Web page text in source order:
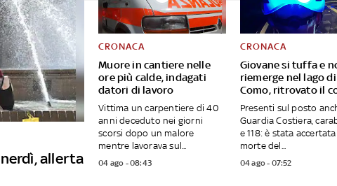
allerta
Muore in cantiere nelle
ore più calde, indagati
datori di lavoro
CRONACA
Vittima un carpentiere di 40
anni deceduto nei giorni
scorsi dopo un malore
mentre lavorava sul...
04 ago - 08:43
Giovane si tuffa e
riemerge nel lago di
Como, ritrovato il
CRONACA
Presenti sul posto
Guardia Costiera,
e 118: è stata
morte del...
04 ago - 07:52